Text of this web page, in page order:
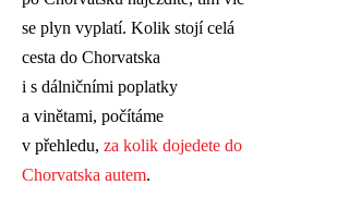
se plyn vyplatí. Kolik stojí celá
cesta do Chorvatska
i s dálničními poplatky
a vinětami, počítáme
v přehledu, za kolik dojedete do
Chorvatska autem.